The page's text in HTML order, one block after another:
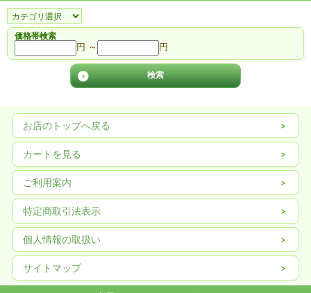
価格帯検索
円 ～ 円
お店のトップへ戻る
カートを見る
ご利用案内
特定商取引法表示
個人情報の取扱い
サイトマップ